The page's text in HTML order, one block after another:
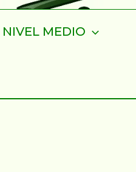
NIVEL MEDIO